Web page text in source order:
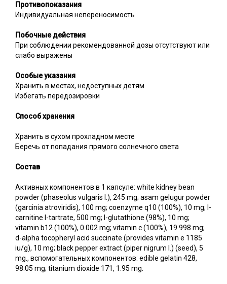
Противопоказания
Индивидуальная непереносимость
Побочные действия
При соблюдении рекомендованной дозы отсутствуют или
слабо выражены
Особые указания
Хранить в местах, недоступных детям
Избегать передозировки
Способ хранения
Хранить в сухом прохладном месте
Беречь от попадания прямого солнечного света
Состав
Активных компонентов в 1 капсуле: white kidney bean
powder (phaseolus vulgaris l.), 245 mg; asam gelugur powder
(garcinia atroviridis), 100 mg; coenzyme q10 (100%), 10 mg; l-
carnitine l-tartrate, 500 mg; l-glutathione (98%), 10 mg;
vitamin b12 (100%), 0.002 mg; vitamin c (100%), 19.998 mg;
d-alpha tocopheryl acid succinate (provides vitamin e 1185
iu/g), 10 mg; black pepper extract (piper nigrum l.) (seed), 5
mg., вспомогательных компонентов: edible gelatin 428,
98.05 mg; titanium dioxide 171, 1.95 mg.